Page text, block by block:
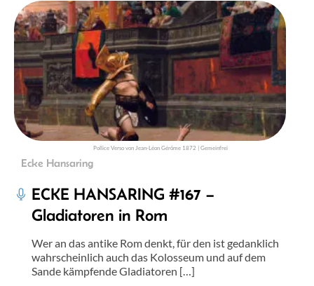
Pollice Verso von Jean-Léon Gérôme 1872 | Gemeinfrei
Ecke Hansaring
ECKE HANSARING #167 –
Gladiatoren in Rom
Wer an das antike Rom denkt, für den ist gedanklich
wahrscheinlich auch das Kolosseum und auf dem
Sande kämpfende Gladiatoren […]